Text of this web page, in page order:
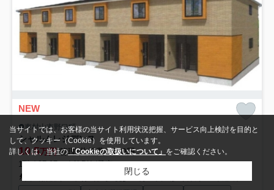
NEW
東村山市野口町
シャルムレジデンス
10.5万円管理/共益費4,100円
1階 / 37.97㎡ / 1LDK /予定
西武新宿線「東村山」駅 徒歩10分
当サイトでは、お客様の当サイト利用状況把握、サービス向上検討を目的と
して、クッキー（Cookie）を使用しています。
詳しくは、当社の 「Cookieの取扱いについて」 をご確認ください。
閉じる